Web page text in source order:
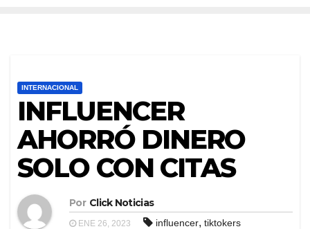
INTERNACIONAL
INFLUENCER
AHORRÓ DINERO
SOLO CON CITAS
Por Click Noticias
ENE 26, 2023 influencer, tiktokers